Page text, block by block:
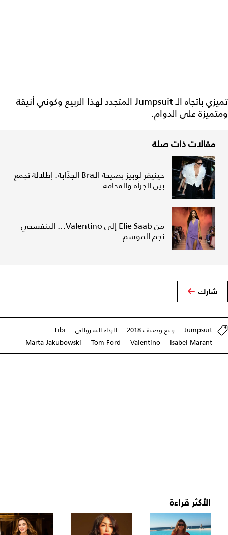
تميزي باتجاه الـ Jumpsuit المتجدد لهذا الربيع وكوني أنيقة
ومتميزة على الدوام.
مقالات ذات صلة
حينيفر لوبيز بصيحة الـBra الجذّابة: إطلالة تجمع
بين الجرأة والفخامة
من Elie Saab إلى Valentino… البنفسجي
نجم الموسم
شارك
Jumpsuit ربيع وصيف 2018 الرداء السروالي
Tibi
Isabel Marant
Valentino
Tom Ford
Marta Jakubowski
الأكثر قراءة